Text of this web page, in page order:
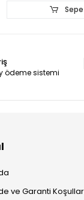
ödeme sistemi
ve Garanti